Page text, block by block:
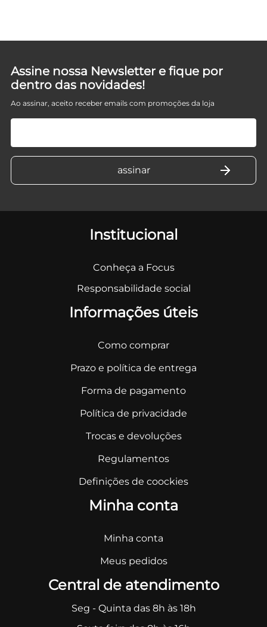
Assine nossa Newsletter e fique por
dentro das novidades!
Ao assinar, aceito receber emails com promoções da loja
Institucional
Conheça a Focus
Responsabilidade social
Informações úteis
Como comprar
Prazo e política de entrega
Forma de pagamento
Política de privacidade
Trocas e devoluções
Regulamentos
Definições de coockies
Minha conta
Minha conta
Meus pedidos
Central de atendimento
Seg - Quinta das 8h às 18h